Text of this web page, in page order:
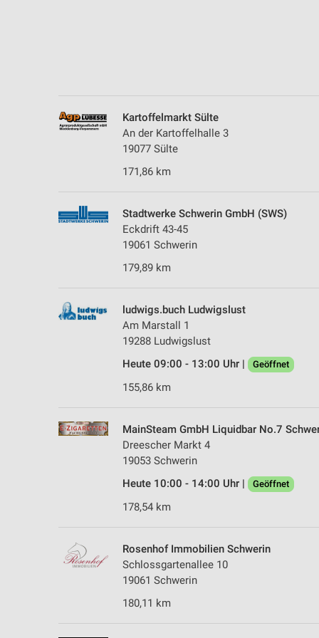
Kartoffelmarkt Sülte
An der Kartoffelhalle 3
19077 Sülte
171,86 km
Stadtwerke Schwerin GmbH (SWS)
Eckdrift 43-45
19061 Schwerin
179,89 km
ludwigs.buch Ludwigslust
Am Marstall 1
19288 Ludwigslust
Heute 09:00 - 13:00 Uhr |
Geöffnet
155,86 km
MainSteam GmbH Liquidbar No.7
Dreescher Markt 4
19053 Schwerin
Heute 10:00 - 14:00 Uhr |
Geöffnet
178,54 km
Rosenhof Immobilien Schwerin
Schlossgartenallee 10
19061 Schwerin
180,11 km
Verwendung reduzierter Daten zur Auswahl von Inhalten
IAB-Besonderheiten:
Verwendung genauer Standortdaten
Nicht-IAB-Verarbeitungszwecke:
Werbung